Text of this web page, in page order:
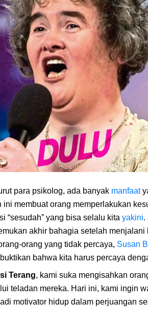
para psikolog, ada banyak manfaat
ini membuat orang memperlakukan
“sesudah” yang bisa selalu kita yakini.
akhir bahagia setelah
orang yang tidak percaya, Susan
bahwa kita harus percaya
Terang, kami suka mengisahkan
teladan mereka. Hari ini, kami ingin
motivator hidup dalam perjuangan